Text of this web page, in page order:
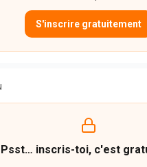
S'inscrire gratuitement
Psst… inscris-toi, c'est